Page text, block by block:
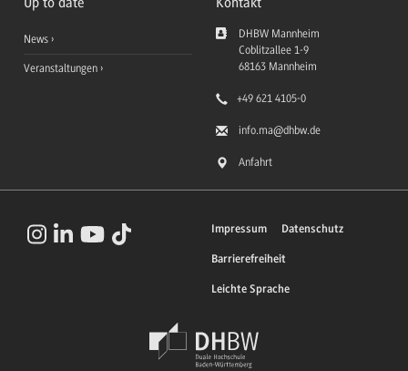
News
Veranstaltungen
DHBW Mannheim
Coblitzallee 1-9
68163 Mannheim
+49 621 4105-0
info.ma@dhbw.de
Anfahrt
Impressum Datenschutz
Barrierefreiheit
Leichte Sprache